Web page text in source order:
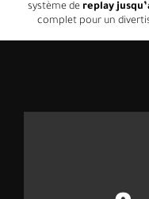
système de replay
complet pour un